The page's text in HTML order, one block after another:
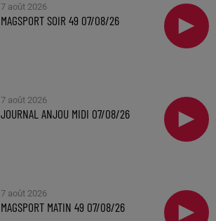
7 août 2026
MAGSPORT SOIR 49 07/08/26
7 août 2026
JOURNAL ANJOU MIDI 07/08/26
7 août 2026
MAGSPORT MATIN 49 07/08/26